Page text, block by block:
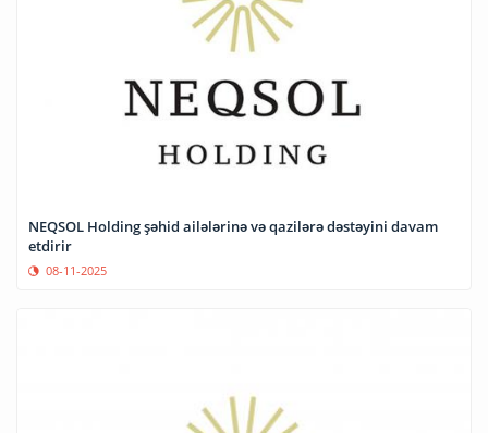
NEQSOL Holding şəhid ailələrinə və qazilərə dəstəyini davam
etdirir
08-11-2025